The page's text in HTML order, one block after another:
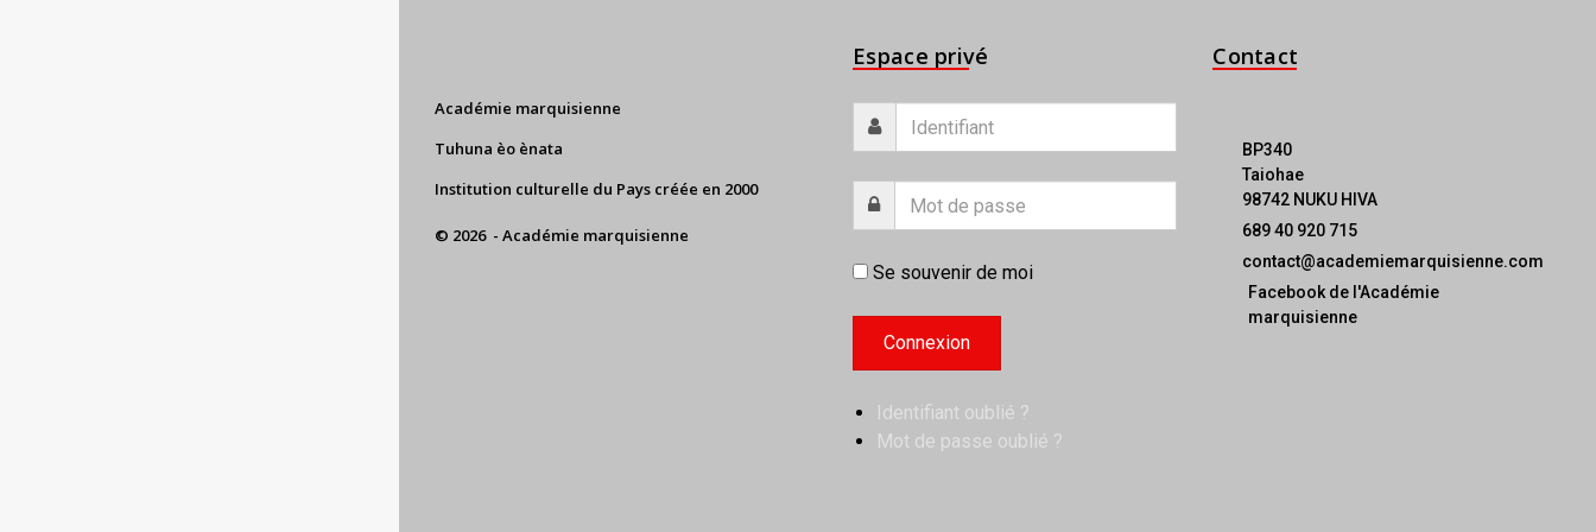
Académie marquisienne
Tuhuna èo ènata
Institution culturelle du Pays créée en 2000
© 2026 - Académie marquisienne
Espace privé
Se souvenir de moi
Identifiant oublié ?
Mot de passe oublié ?
Contact
BP340
Taiohae
98742 NUKU HIVA
689 40 920 715
contact@academiemarquisienne.com
Facebook de l'Académie
marquisienne